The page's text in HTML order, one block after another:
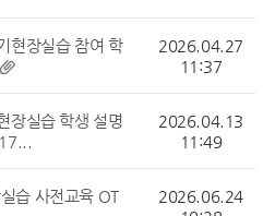
현장실습 참여 학
2026.04.27
11:37
장실습 학생 설명
2026.04.13
11:49
습 사전교육 OT
2026.06.24